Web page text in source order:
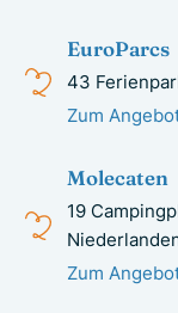
EuroParcs
43
Zum
Molecaten
19
Zum